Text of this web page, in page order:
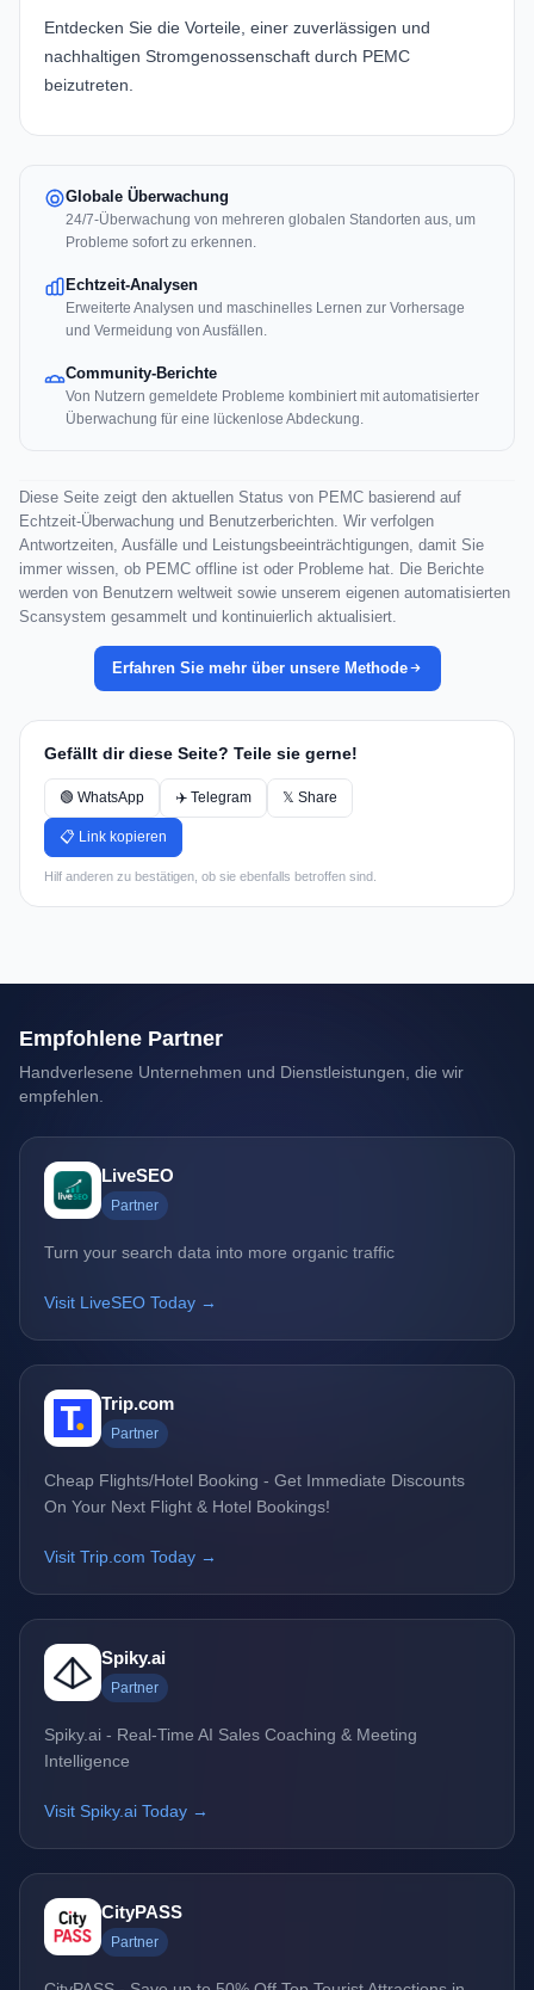
Entdecken Sie die Vorteile, einer zuverlässigen und
nachhaltigen Stromgenossenschaft durch PEMC
beizutreten.
Globale Überwachung
24/7-Überwachung von mehreren globalen Standorten aus, um
Probleme sofort zu erkennen.
Echtzeit-Analysen
Erweiterte Analysen und maschinelles Lernen zur Vorhersage
und Vermeidung von Ausfällen.
Community-Berichte
Von Nutzern gemeldete Probleme kombiniert mit automatisierter
Überwachung für eine lückenlose Abdeckung.
Diese Seite zeigt den aktuellen Status von PEMC basierend auf
Echtzeit-Überwachung und Benutzerberichten. Wir verfolgen
Antwortzeiten, Ausfälle und Leistungsbeeinträchtigungen, damit Sie
immer wissen, ob PEMC offline ist oder Probleme hat. Die Berichte
werden von Benutzern weltweit sowie unserem eigenen automatisierten
Scansystem gesammelt und kontinuierlich aktualisiert.
Erfahren Sie mehr über unsere Methode
Gefällt dir diese Seite? Teile sie gerne!
🟢 WhatsApp ✈️ Telegram 𝕏 Share
📋 Link kopieren
Hilf anderen zu bestätigen, ob sie ebenfalls betroffen sind.
Empfohlene Partner
Handverlesene Unternehmen und Dienstleistungen, die wir
empfehlen.
LiveSEO
Partner
Turn your search data into more organic traffic
Visit LiveSEO Today →
Trip.com
Partner
Cheap Flights/Hotel Booking - Get Immediate Discounts
On Your Next Flight & Hotel Bookings!
Visit Trip.com Today →
Spiky.ai
Partner
Spiky.ai - Real-Time AI Sales Coaching & Meeting
Intelligence
Visit Spiky.ai Today →
CityPASS
Partner